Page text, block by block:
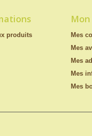
produits
Mes
Mes
Mes
Mes
Mes